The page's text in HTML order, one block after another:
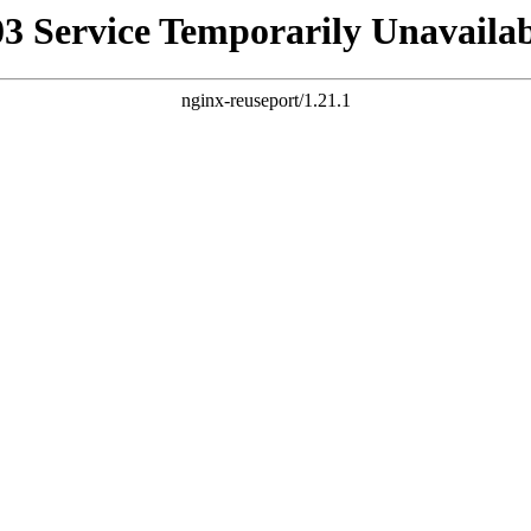
Service Temporarily
nginx-reuseport/1.21.1